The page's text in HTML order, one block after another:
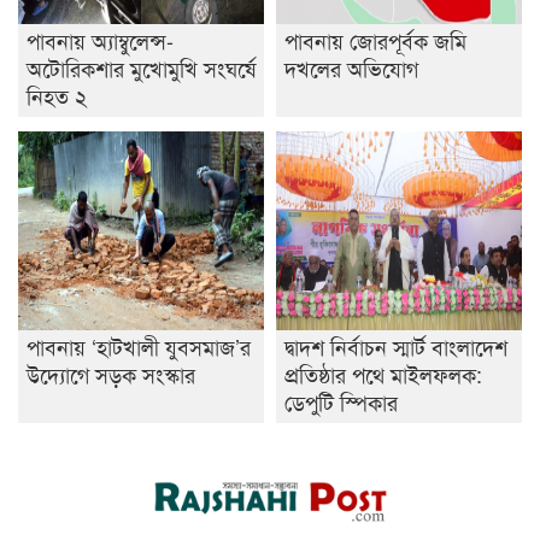
পাবনায় অ্যাম্বুলেন্স-
অটোরিকশার মুখোমুখি সংঘর্ষে
নিহত ২
পাবনায় জোরপূর্বক জমি
দখলের অভিযোগ
পাবনায় ‘হাটখালী যুবসমাজ’র
উদ্যোগে সড়ক সংস্কার
দ্বাদশ নির্বাচন স্মার্ট বাংলাদেশ
প্রতিষ্ঠার পথে মাইলফলক:
ডেপুটি স্পিকার